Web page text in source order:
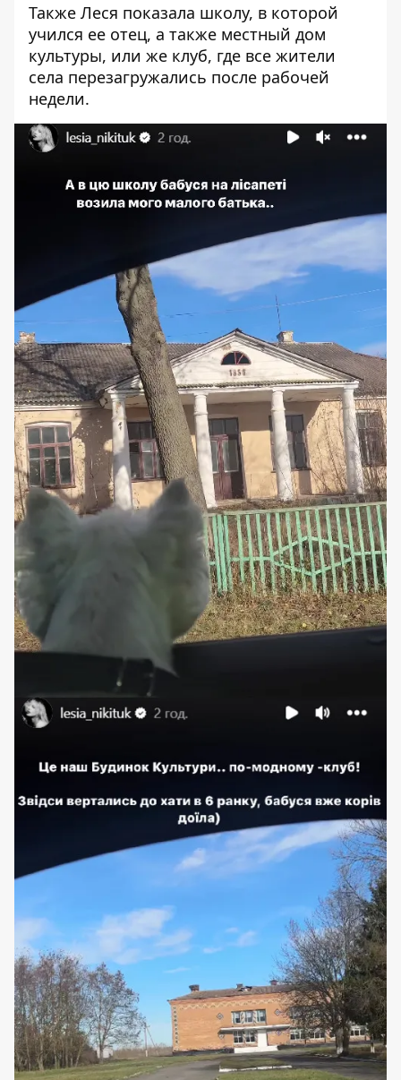
Также Леся показала школу, в которой
учился ее отец, а также местный дом
культуры, или же клуб, где все жители
села перезагружались после рабочей
недели.